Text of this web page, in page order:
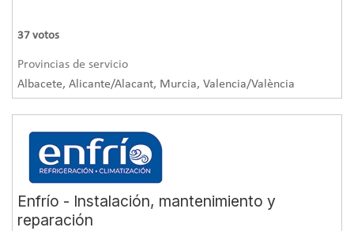
37 votos
Provincias de servicio
Albacete, Alicante/Alacant, Murcia, Valencia/València
Enfrío - Instalación, mantenimiento y
reparación